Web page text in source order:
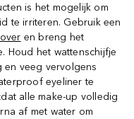
is het mogelijk om
te irriteren. Gebruik een
en breng het
Houd het wattenschijfje
veeg vervolgens
eyeliner te
alle make-up volledig
af met water om